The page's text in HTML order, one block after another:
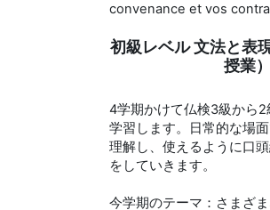
convenance et vos
初級レベル 文法と表
授業）
4学期かけて仏検3級から
学習します。日常的な場
理解し、使えるように口
をしていきます。
今学期のテーマ：さまざ